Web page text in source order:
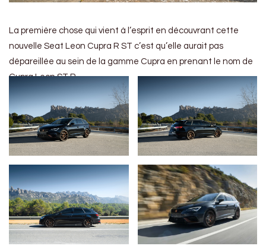
La première chose qui vient à l’esprit en découvrant cette
nouvelle Seat Leon Cupra R ST c’est qu’elle aurait pas
dépareillée au sein de la gamme Cupra en prenant le nom de
Cupra Leon ST R…